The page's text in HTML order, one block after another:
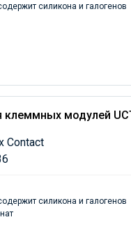
силикона и галогенов
клеммных модулей
Contact
силикона и галогенов